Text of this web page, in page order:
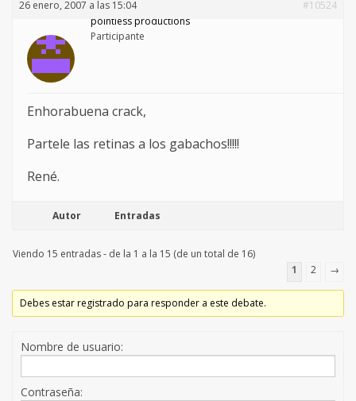
26 enero, 2007 a las 15:04
#10524
pointless productions
Participante
Enhorabuena crack,
Partele las retinas a los gabachos!!!!!
René.
Autor Entradas
Viendo 15 entradas - de la 1 a la 15 (de un total de 16)
1
2 →
Debes estar registrado para responder a este debate.
Nombre de usuario:
Contraseña: